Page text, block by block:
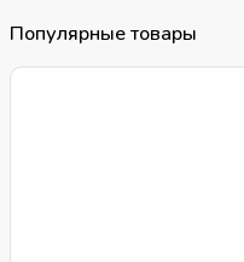
Популярные товары